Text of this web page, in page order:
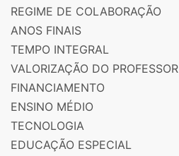
REGIME DE COLABORAÇÃO
ANOS FINAIS
TEMPO INTEGRAL
VALORIZAÇÃO DO PROFESSOR
FINANCIAMENTO
ENSINO MÉDIO
TECNOLOGIA
EDUCAÇÃO ESPECIAL